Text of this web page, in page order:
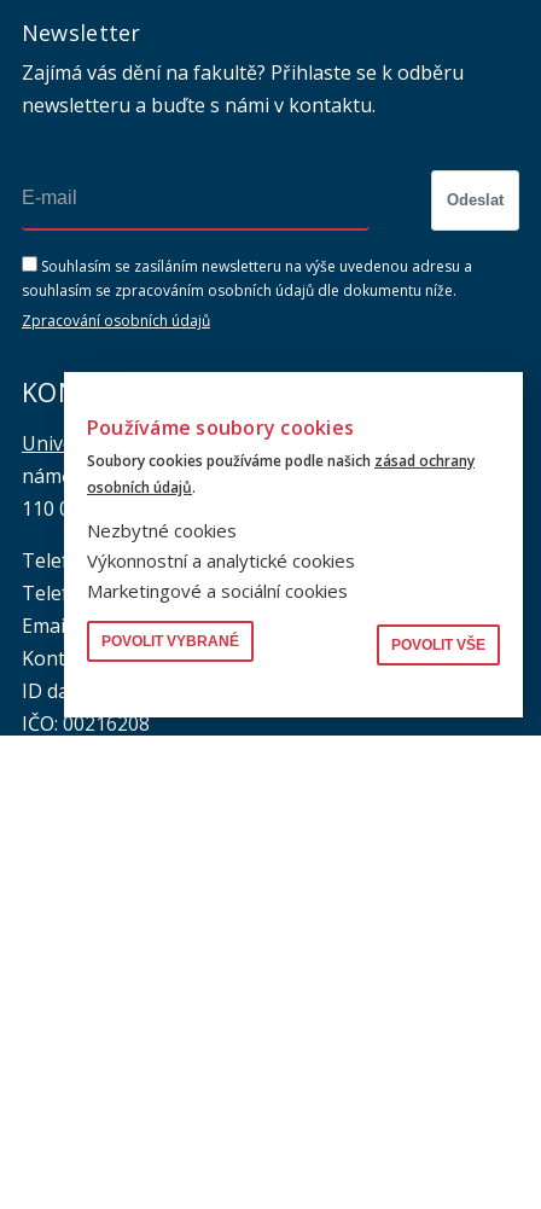
Newsletter
Zajímá vás dění na fakultě? Přihlaste se k odběru
newsletteru a buďte s námi v kontaktu.
Odeslat
Souhlasím se zasíláním newsletteru na výše uvedenou adresu a
souhlasím se zpracováním osobních údajů dle dokumentu níže.
Zpracování osobních údajů
KONTAKTY
Univerzita Karlova, Právnická fakulta
náměstí Curieových 901/7, Staré Město
110 00 Praha 1
Telefon: +420 221 005 111
Telefon podatelna:+420 221 005 264
Email podatelna: podatelna@prf.cuni.cz
Kontakt pro média: komunikace@prf.cuni.cz
ID datové schránky: piyj9b4
IČO: 00216208
Používáme soubory cookies
Soubory cookies používáme podle našich zásad ochrany
osobních údajů.
Nezbytné cookies
Výkonnostní a analytické cookies
Marketingové a sociální cookies
POVOLIT VYBRANÉ POVOLIT VŠE